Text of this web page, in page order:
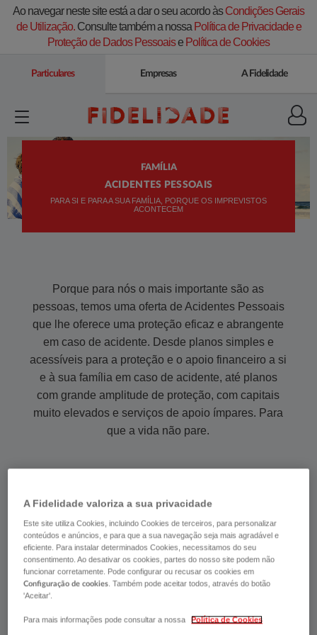
Ao navegar neste site está a dar o seu acordo àsCondições Gerais
de Utilização.Consulte também a nossa Política de Privacidade e
Proteção de Dados Pessoaise Política de Cookies
Particulares Empresas A Fidelidade
FAMÍLIA
ACIDENTES PESSOAIS
PARA SI E PARA A SUA FAMÍLIA, PORQUE OS IMPREVISTOS
ACONTECEM
​​P​orque para nós o mais importante são as
pessoas, temos uma oferta de Acidentes Pessoais
que lhe oferece uma proteção eficaz e abrangente
em caso de acidente. Desde planos​​​​​​​​​​​​​​ simples e
acessíveis para a proteção e o apoio financeiro a si
e à sua família em caso de acidente, até planos
com grande amplitude de proteção, com capitais
muito elevados e serviços de apoio ímpares. Para
que a vida não pare. ​​​​​​​​​​​​​​​​​​​​​​​​​​​​​
PEDIR INFORMAÇÕES
A Fidelidade valoriza a sua privacidade
Este site utiliza Cookies, incluindo Cookies de terceiros, para personalizar
conteúdos e anúncios, e para que a sua navegação seja mais agradável e
eficiente. Para instalar determinados Cookies, necessitamos do seu
consentimento. Ao desativar os cookies, partes do nosso site podem não
funcionar corretamente. Pode configurar ou recusar os cookies em
Configuração de cookies . Também pode aceitar todos, através do botão
'Aceitar'.
Para mais informações pode consultar a nossa Política de Cookies